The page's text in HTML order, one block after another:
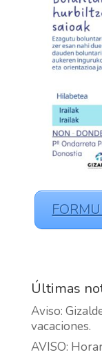
Últimas
Aviso:
vacaciones.
AVISO: